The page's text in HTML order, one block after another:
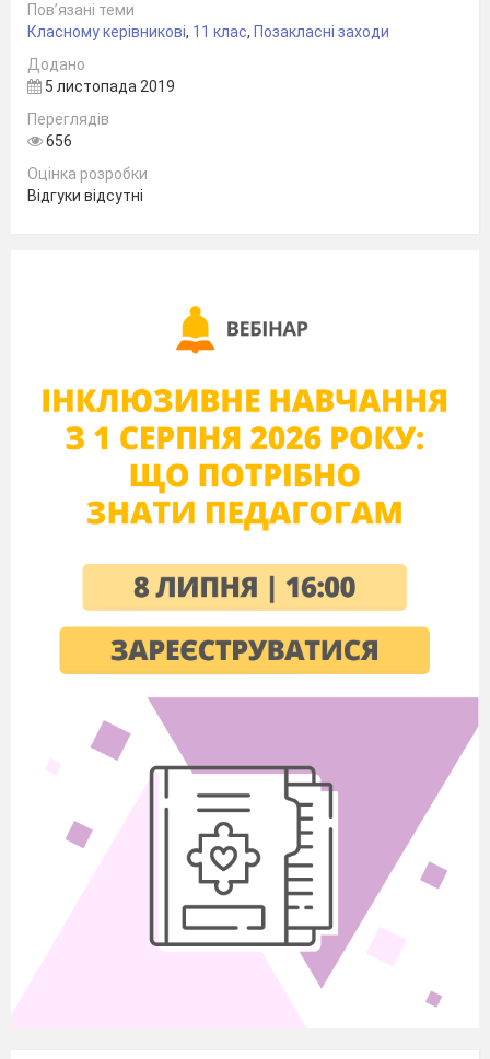
гуртка
проведення: ауд. №
2014-2015 н.р.
Тема засідання гуртка:
Вчимося бути
толерантними
Тип засідання гуртка: Інформаційне
повідомлення - бесіда з елементами тренінгу.
Кожна людина мусить взаємодіяти з іншими
Пов’язані теми
Класному керівникові, 11 клас, Позакласні заходи
Додано
5 листопада 2019
Переглядів
656
Оцінка розробки
Відгуки відсутні